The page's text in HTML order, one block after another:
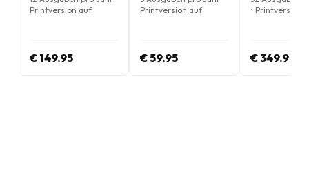
Printversion auf
€ 149.95
Printversion auf
€ 59.95
• Printversion
€ 349.95